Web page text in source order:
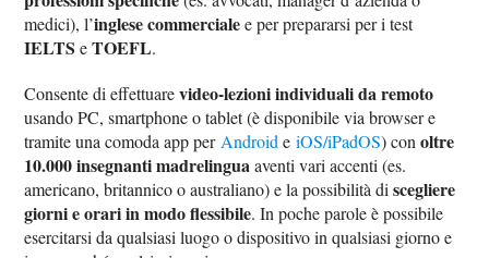
medici), l’inglese commercialee per prepararsi per i test
IELTS eTOEFL.
Consente di effettuarevideo-lezioni individuali da remoto
usando PC, smartphone o tablet (è disponibile via browser e
tramite una comoda app per Android eiOS/iPadOS) conoltre
10.000 insegnanti madrelinguaaventi vari accenti (es.
americano, britannico o australiano) e la possibilità discegliere
giorni e orari in modo flessibile. In poche parole è possibile
esercitarsi da qualsiasi luogo o dispositivo in qualsiasi giorno e